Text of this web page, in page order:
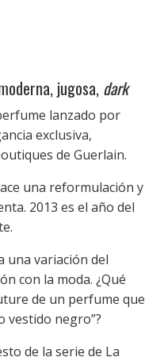
jugosa,dark
lanzado por
exclusiva,
de Guerlain.
una reformulación y
2013 es el año del
una variación del
con la moda. ¿Qué
de un perfume que
vestido negro”?
de la serie de La